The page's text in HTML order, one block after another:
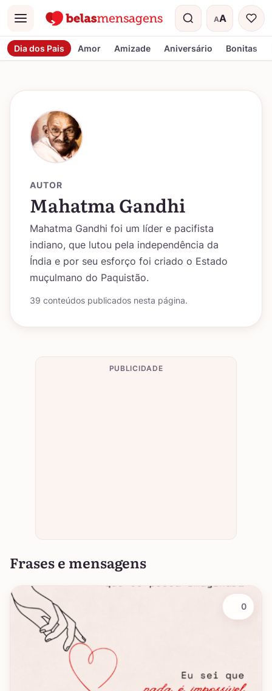
Menu AA
Tamanho do
Dia dos Pais Amor Amizade Aniversário Bonitas
AUTOR
Mahatma Gandhi
Mahatma Gandhi foi um líder e pacifista
indiano, que lutou pela independência da
Índia e por seu esforço foi criado o Estado
muçulmano do Paquistão.
39 conteúdos publicados nesta página.
PUBLICIDADE
Frases e mensagens
0